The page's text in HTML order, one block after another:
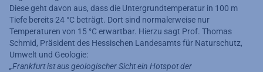
Diese geht davon aus, dass die Untergrundtemperatur in 100 m
Tiefe bereits 24 °C beträgt. Dort sind normalerweise nur
Temperaturen von 15 °C erwartbar. Hierzu sagt Prof. Thomas
Schmid, Präsident des Hessischen Landesamts für Naturschutz,
Umwelt und Geologie:
„Frankfurt ist aus geologischer Sicht ein Hotspot der